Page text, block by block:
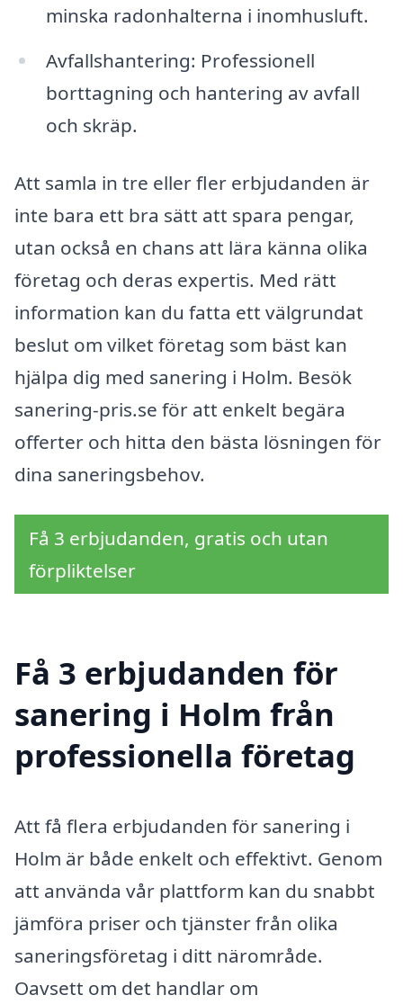
minska radonhalterna i inomhusluft.
Avfallshantering: Professionell
borttagning och hantering av avfall
och skräp.
Att samla in tre eller fler erbjudanden är
inte bara ett bra sätt att spara pengar,
utan också en chans att lära känna olika
företag och deras expertis. Med rätt
information kan du fatta ett välgrundat
beslut om vilket företag som bäst kan
hjälpa dig med sanering i Holm. Besök
sanering-pris.se för att enkelt begära
offerter och hitta den bästa lösningen för
dina saneringsbehov.
Få 3 erbjudanden, gratis och utan
förpliktelser
Få 3 erbjudanden för
sanering i Holm från
professionella företag
Att få flera erbjudanden för sanering i
Holm är både enkelt och effektivt. Genom
att använda vår plattform kan du snabbt
jämföra priser och tjänster från olika
saneringsföretag i ditt närområde.
Oavsett om det handlar om